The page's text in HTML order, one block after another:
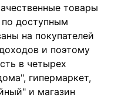
товары
по доступным
на покупателей
и поэтому
в четырех
гипермаркет,
и магазин